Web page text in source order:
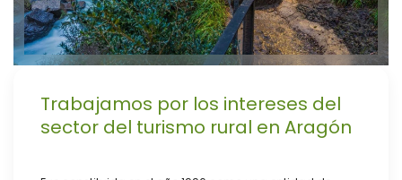
Trabajamos por los intereses del
sector del turismo rural en Aragón